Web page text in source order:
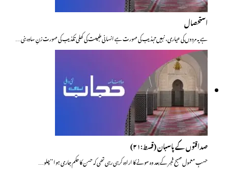
استحصال
ہے یہ مردوں کی عیاری، نہیں تہذیب کی صورت ہے انسانی طبیعت کی کھلی تکذیب کی صورت زنِ سادہ بنی…
صداقتوں کے پاسبان (قسط:۲۱)
حسبِ معمول صبح فجر کے بعد وہ سونے کا ارادہ کرہی رہی تھی کہ حسن کا حکم جاری ہوا ’’چلو…